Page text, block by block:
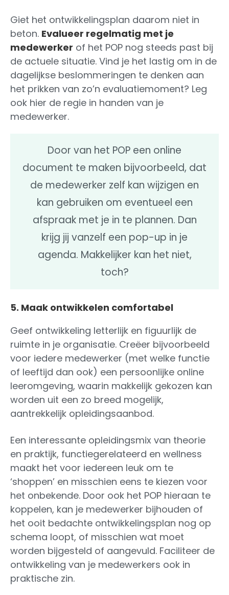
Giet het ontwikkelingsplan daarom niet in
beton. Evalueer regelmatig met je
medewerker of het POP nog steeds past bij
de actuele situatie. Vind je het lastig om in de
dagelijkse beslommeringen te denken aan
het prikken van zo’n evaluatiemoment? Leg
ook hier de regie in handen van je
medewerker.
Door van het POP een online
document te maken bijvoorbeeld, dat
de medewerker zelf kan wijzigen en
kan gebruiken om eventueel een
afspraak met je in te plannen. Dan
krijg jij vanzelf een pop-up in je
agenda. Makkelijker kan het niet,
toch?
5. Maak ontwikkelen comfortabel
Geef ontwikkeling letterlijk en figuurlijk de
ruimte in je organisatie. Creëer bijvoorbeeld
voor iedere medewerker (met welke functie
of leeftijd dan ook) een persoonlijke online
leeromgeving, waarin makkelijk gekozen kan
worden uit een zo breed mogelijk,
aantrekkelijk opleidingsaanbod.
Een interessante opleidingsmix van theorie
en praktijk, functiegerelateerd en wellness
maakt het voor iedereen leuk om te
‘shoppen’ en misschien eens te kiezen voor
het onbekende. Door ook het POP hieraan te
koppelen, kan je medewerker bijhouden of
het ooit bedachte ontwikkelingsplan nog op
schema loopt, of misschien wat moet
worden bijgesteld of aangevuld. Faciliteer de
ontwikkeling van je medewerkers ook in
praktische zin.